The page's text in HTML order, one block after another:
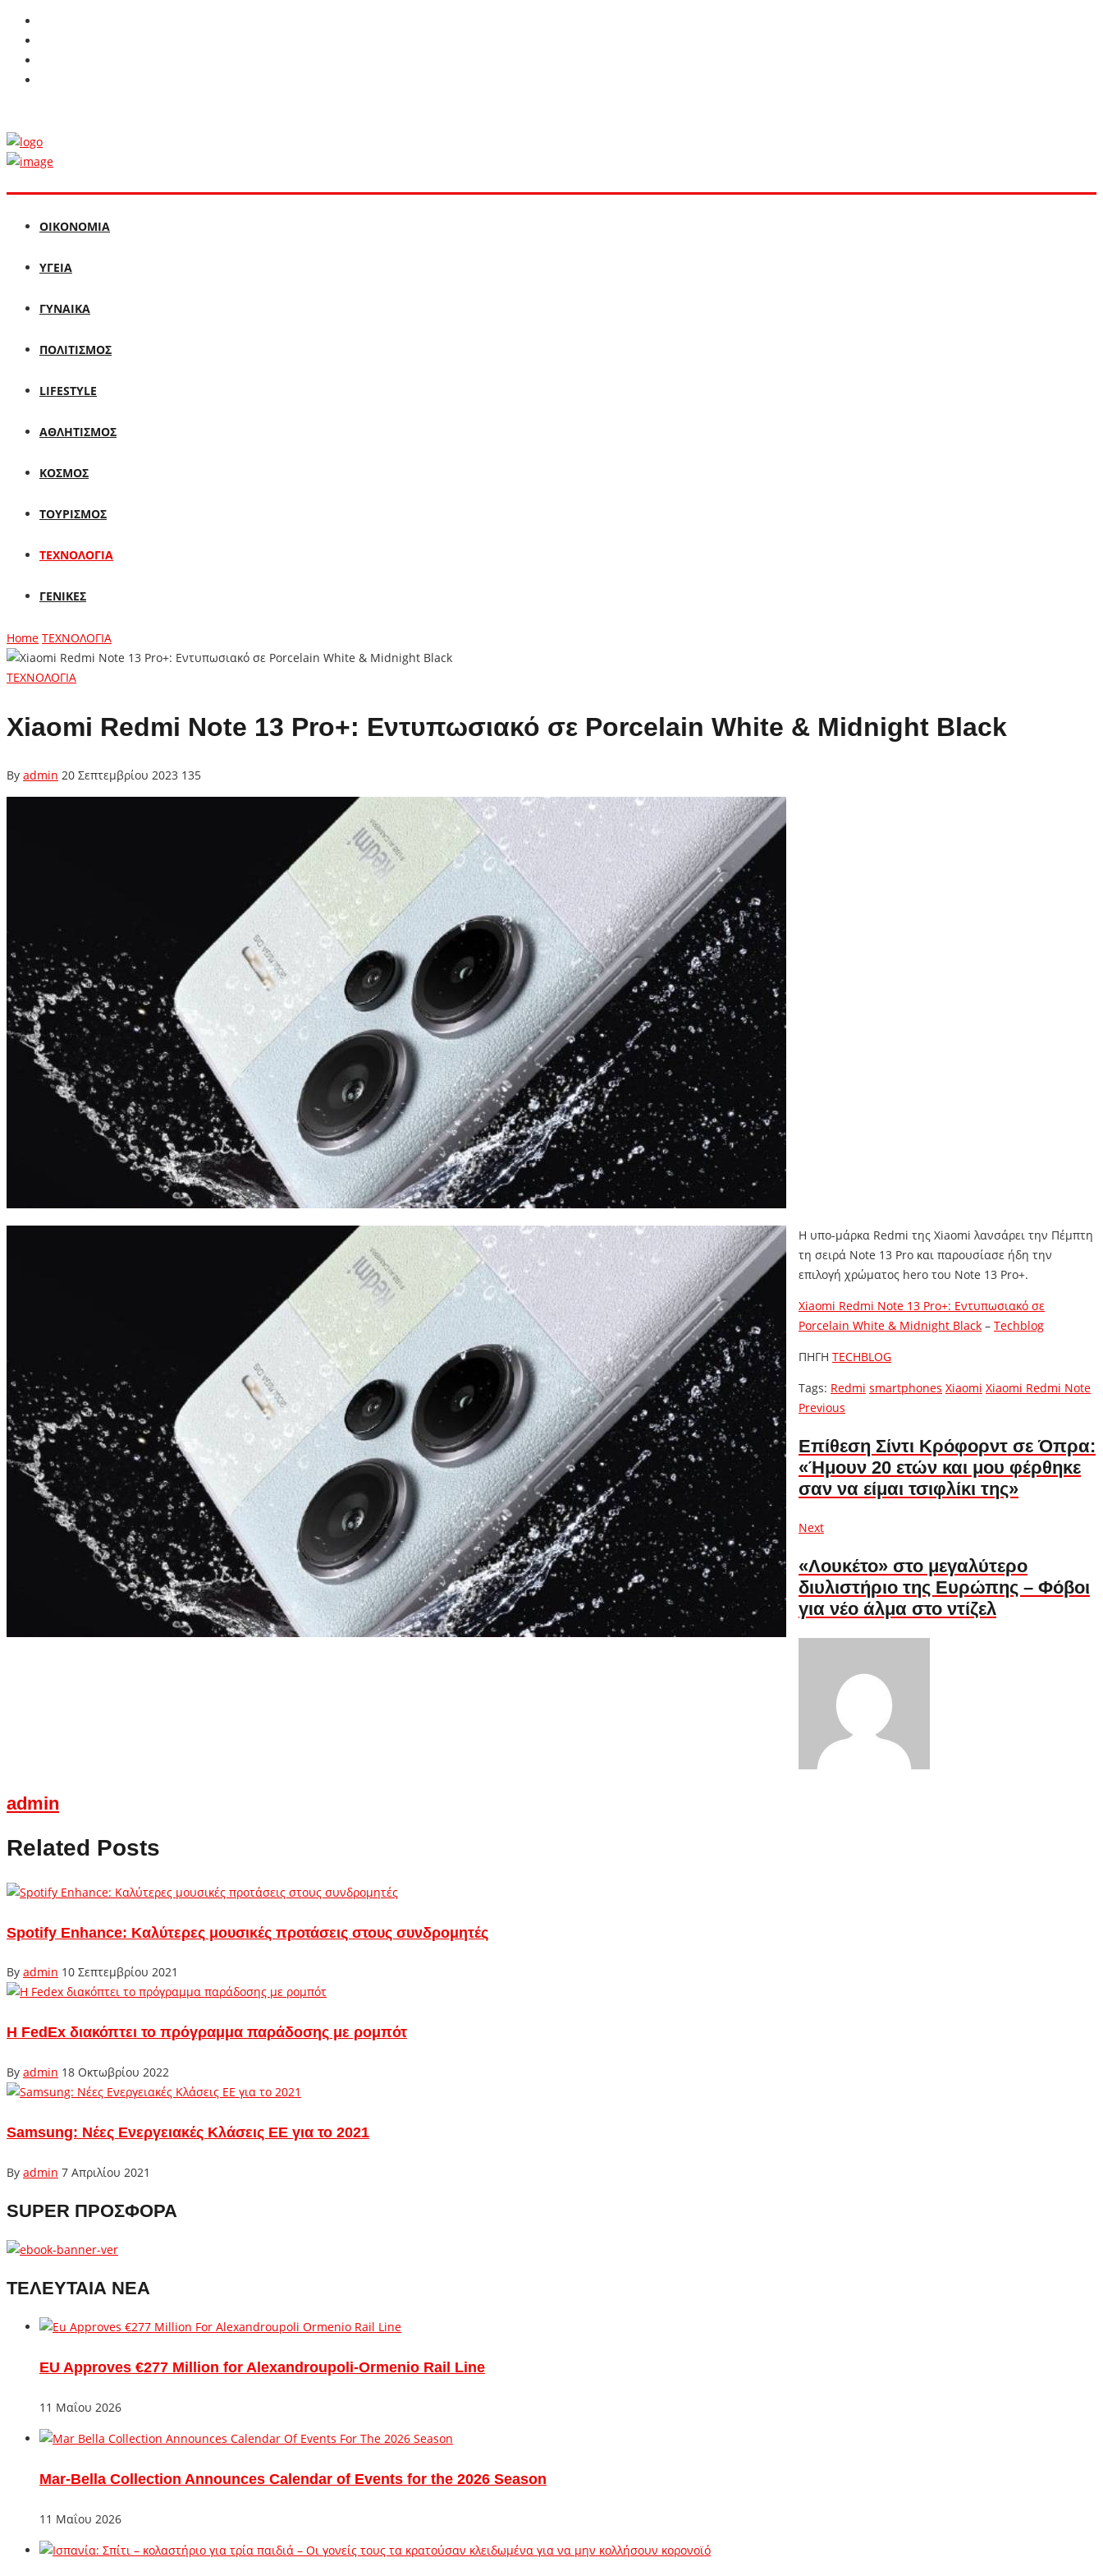
ΟΙΚΟΝΟΜΙΑ
ΥΓΕΙΑ
ΓΥΝΑΙΚΑ
ΠΟΛΙΤΙΣΜΟΣ
LIFESTYLE
ΑΘΛΗΤΙΣΜΟΣ
ΚΟΣΜΟΣ
ΤΟΥΡΙΣΜΟΣ
ΤΕΧΝΟΛΟΓΙΑ
ΓΕΝΙΚΕΣ
Home ΤΕΧΝΟΛΟΓΙΑ
ΤΕΧΝΟΛΟΓΙΑ
Xiaomi Redmi Note 13 Pro+: Εντυπωσιακό σε Porcelain White & Midnight Black
By admin 20 Σεπτεμβρίου 2023 135
Η υπο-μάρκα Redmi της Xiaomi λανσάρει την Πέμπτη
τη σειρά Note 13 Pro και παρουσίασε ήδη την
επιλογή χρώματος hero του Note 13 Pro+.
Xiaomi Redmi Note 13 Pro+: Εντυπωσιακό σε
Porcelain White & Midnight Black – Techblog
ΠΗΓΗ TECHBLOG
Tags: Redmi smartphones Xiaomi Xiaomi Redmi Note
Πλοήγηση
άρθρων
Previous
Επίθεση Σίντι Κρόφορντ σε Όπρα:
«Ήμουν 20 ετών και μου φέρθηκε
σαν να είμαι τσιφλίκι της»
NextNext
«Λουκέτο» στο μεγαλύτερο
διυλιστήριο της Ευρώπης – Φόβοι
για νέο άλμα στο ντίζελ
admin
Related Posts
Spotify Enhance: Καλύτερες μουσικές προτάσεις στους συνδρομητές
By admin 10 Σεπτεμβρίου 2021
Η FedEx διακόπτει το πρόγραμμα παράδοσης με ρομπότ
By admin 18 Οκτωβρίου 2022
Samsung: Νέες Ενεργειακές Κλάσεις ΕΕ για το 2021
By admin 7 Απριλίου 2021
SUPER ΠΡΟΣΦΟΡΑ
ΤΕΛΕΥΤΑΙΑ ΝΕΑ
EU Approves €277 Million for Alexandroupoli-Ormenio Rail Line
11 Μαΐου 2026
Mar-Bella Collection Announces Calendar of Events for the 2026 Season
11 Μαΐου 2026